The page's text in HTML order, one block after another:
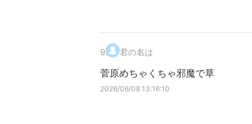
9. 君の名は
菅原めちゃくちゃ邪魔で草
2026/06/08 13:16:10